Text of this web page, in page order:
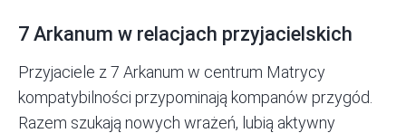
7 Arkanum w relacjach przyjacielskich
Przyjaciele z 7 Arkanum w centrum Matrycy
kompatybilności przypominają kompanów przygód.
Razem szukają nowych wrażeń, lubią aktywny